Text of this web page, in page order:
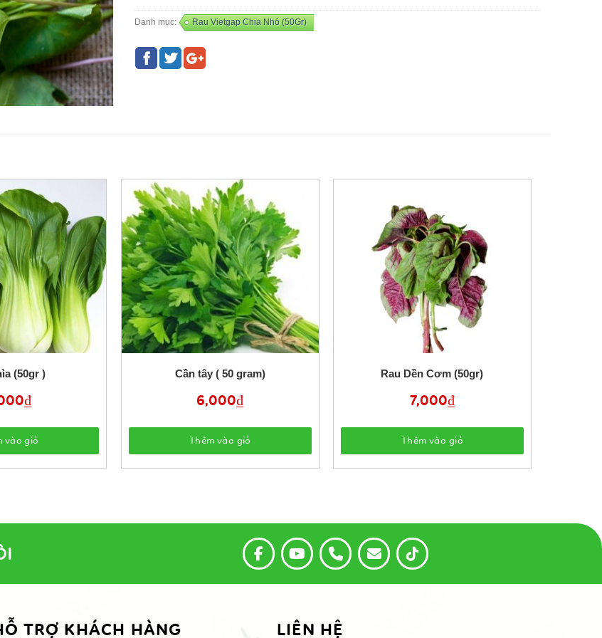
Danh mục: Rau Vietgap Chia Nhỏ (50Gr)
(50gr )
₫
vào giỏ
Cần tây ( 50 gram)
6,000₫
Thêm vào giỏ
Rau Dền Cơm (50gr)
7,000₫
Thêm vào giỏ
TRỢ KHÁCH HÀNG LIÊN HỆ